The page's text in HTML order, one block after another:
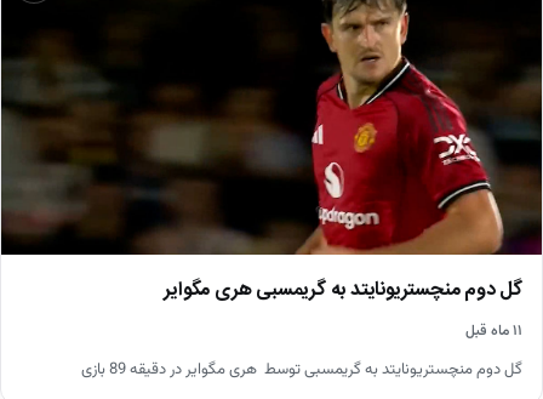
گل دوم منچستریونایتد به گریمسبی هری مگوایر
۱۱ ماه قبل
گل دوم منچستریونایتد به گریمسبی توسط هری مگوایر در دقیقه 89 بازی